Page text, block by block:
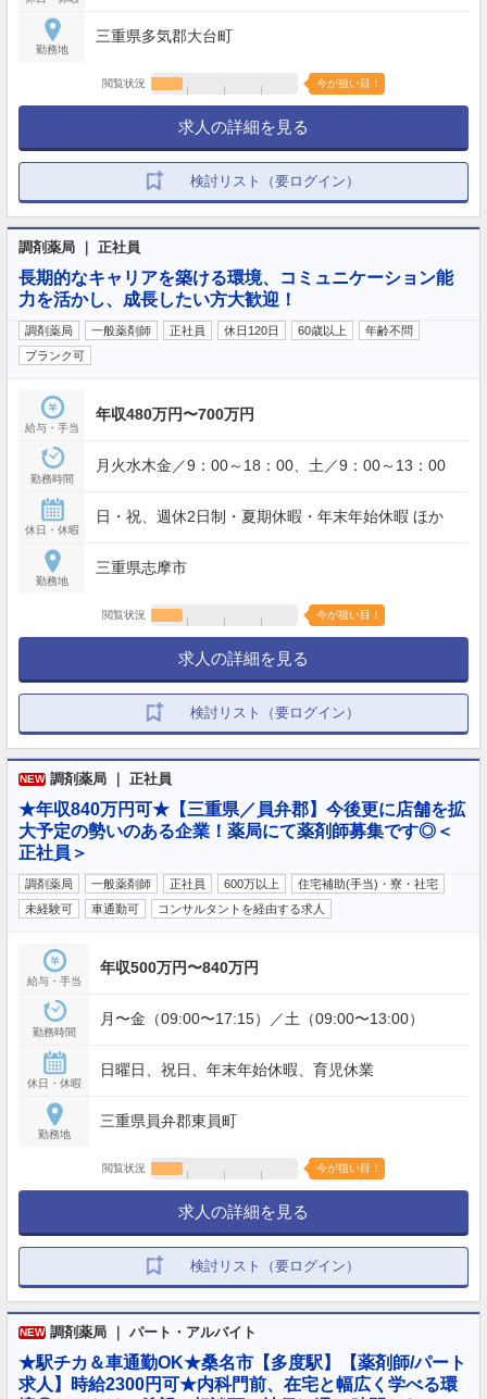
勤務地
三重県多気郡大台町
閲覧状況 今が狙い目！
求人の詳細を見る
検討リスト（要ログイン）
調剤薬局 ｜ 正社員
長期的なキャリアを築ける環境、コミュニケーション能
力を活かし、成長したい方大歓迎！
調剤薬局 一般薬剤師 正社員 休日120日 60歳以上
年齢不問
ブランク可
給与・手当
年収480万円〜700万円
勤務時間
月火水木金／9：00～18：00、土／9：00～13：00
休日・休暇
日・祝、週休2日制・夏期休暇・年末年始休暇 ほか
勤務地
三重県志摩市
閲覧状況 今が狙い目！
求人の詳細を見る
検討リスト（要ログイン）
NEW 調剤薬局 ｜ 正社員
★年収840万円可★【三重県／員弁郡】今後更に店舗を拡
大予定の勢いのある企業！薬局にて薬剤師募集です◎＜
正社員＞
調剤薬局 一般薬剤師 正社員 600万以上
住宅補助(手当)・寮・社宅
未経験可
車通勤可 コンサルタントを経由する求人
給与・手当
年収500万円〜840万円
勤務時間
月〜金（09:00〜17:15）／土（09:00〜13:00）
休日・休暇
日曜日、祝日、年末年始休暇、育児休業
勤務地
三重県員弁郡東員町
閲覧状況 今が狙い目！
求人の詳細を見る
検討リスト（要ログイン）
NEW 調剤薬局 ｜ パート・アルバイト
★駅チカ＆車通勤OK★桑名市【多度駅】【薬剤師/パート
求人】時給2300円可★内科門前、在宅と幅広く学べる環